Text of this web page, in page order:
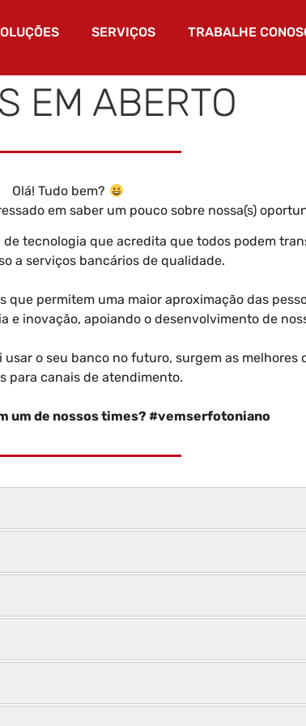
SERVIÇOS TRABALHE
EM ABERTO
Olá! Tudo bem?
em saber um pouco sobre nossa(s)
tecnologia que acredita que todos podem
a serviços bancários de qualidade.
que permitem uma maior aproximação das
e inovação, apoiando o desenvolvimento de
o seu banco no futuro, surgem as melhores
para canais de atendimento.
um de nossos times? #vemserfotoniano